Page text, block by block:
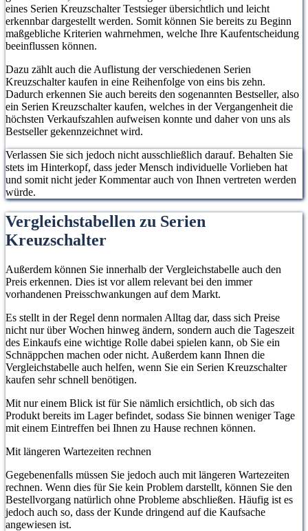
eines Serien Kreuzschalter Testsieger übersichtlich und leicht
erkennbar dargestellt werden. Somit können Sie bereits zu Beginn
maßgebliche Kriterien wahrnehmen, welche Ihre Kaufentscheidung
beeinflussen können.
Dazu zählt auch die Auflistung der verschiedenen Serien
Kreuzschalter kaufen in eine Reihenfolge von eins bis zehn.
Dadurch erkennen Sie auch bereits den sogenannten Bestseller, also
ein Serien Kreuzschalter kaufen, welches in der Vergangenheit die
höchsten Verkaufszahlen aufweisen konnte und daher von uns als
Bestseller gekennzeichnet wird.
Verlassen Sie sich jedoch nicht ausschließlich darauf. Behalten Sie
stets im Hinterkopf, dass jeder Mensch individuelle Vorlieben hat
und somit nicht jeder Kommentar auch von Ihnen vertreten werden
würde.
Vergleichstabellen zu Serien
Kreuzschalter
Außerdem können Sie innerhalb der Vergleichstabelle auch den
Preis erkennen. Dies ist vor allem relevant bei den immer
vorhandenen Preisschwankungen auf dem Markt.
Es stellt in der Regel denn normalen Alltag dar, dass sich Preise
nicht nur über Wochen hinweg ändern, sondern auch die Tageszeit
des Einkaufs eine wichtige Rolle dabei spielen kann, ob Sie ein
Schnäppchen machen oder nicht. Außerdem kann Ihnen die
Vergleichstabelle auch helfen, wenn Sie ein Serien Kreuzschalter
kaufen sehr schnell benötigen.
Mit nur einem Blick ist für Sie nämlich ersichtlich, ob sich das
Produkt bereits im Lager befindet, sodass Sie binnen weniger Tage
mit einem Eintreffen bei Ihnen zu Hause rechnen können.
Mit längeren Wartezeiten rechnen
Gegebenenfalls müssen Sie jedoch auch mit längeren Wartezeiten
rechnen. Wenn dies für Sie kein Problem darstellt, können Sie den
Bestellvorgang natürlich ohne Probleme abschließen. Häufig ist es
jedoch auch so, dass der Kunde dringend auf die Kaufsache
angewiesen ist.